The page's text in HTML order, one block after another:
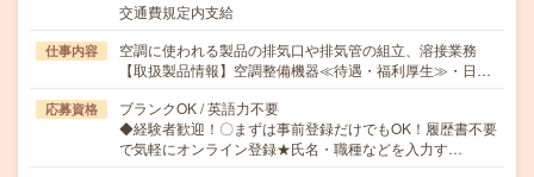
交通費規定内支給
仕事内容
空調に使われる製品の排気口や排気管の組立、溶接業務
【取扱製品情報】空調整備機器≪待遇・福利厚生≫・日…
応募資格
ブランクOK / 英語力不要
◆経験者歓迎！〇まずは事前登録だけでもOK！履歴書不要
で気軽にオンライン登録★氏名・職種などを入力す…